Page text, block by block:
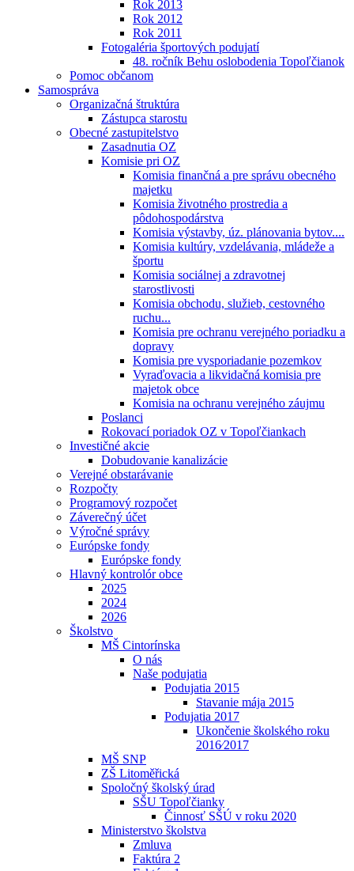
Rok 2013
Rok 2012
Rok 2011
Fotogaléria športových podujatí
48. ročník Behu oslobodenia Topoľčianok
Pomoc občanom
Samospráva
Organizačná štruktúra
Zástupca starostu
Obecné zastupitelstvo
Zasadnutia OZ
Komisie pri OZ
Komisia finančná a pre správu obecného
majetku
Komisia životného prostredia a
pôdohospodárstva
Komisia výstavby, úz. plánovania bytov....
Komisia kultúry, vzdelávania, mládeže a
športu
Komisia sociálnej a zdravotnej
starostlivosti
Komisia obchodu, služieb, cestovného
ruchu...
Komisia pre ochranu verejného poriadku a
dopravy
Komisia pre vysporiadanie pozemkov
Vyraďovacia a likvidačná komisia pre
majetok obce
Komisia na ochranu verejného záujmu
Poslanci
Rokovací poriadok OZ v Topoľčiankach
Investičné akcie
Dobudovanie kanalizácie
Verejné obstarávanie
Rozpočty
Programový rozpočet
Záverečný účet
Výročné správy
Európske fondy
Európske fondy
Hlavný kontrolór obce
2025
2024
2026
Školstvo
MŠ Cintorínska
O nás
Naše podujatia
Podujatia 2015
Stavanie mája 2015
Podujatia 2017
Ukončenie školského roku
2016⁄2017
MŠ SNP
ZŠ Litoměřická
Spoločný školský úrad
SŠU Topoľčianky
Činnosť SŠÚ v roku 2020
Ministerstvo školstva
Zmluva
Faktúra 2